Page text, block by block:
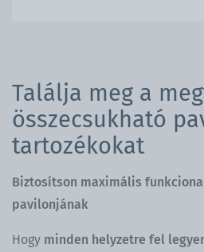
Találja meg a
összecsukható
tartozékokat
Biztosítson maximális
pavilonjának
Hogy minden helyzetre fel